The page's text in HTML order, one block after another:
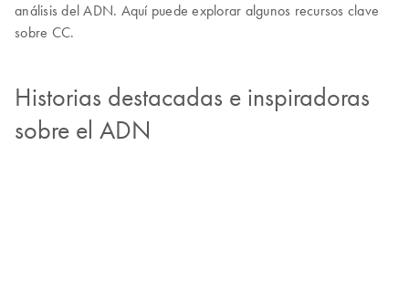
análisis del ADN. Aquí puede explorar algunos recursos clave
sobre CC.
Historias destacadas e inspiradoras
sobre el ADN